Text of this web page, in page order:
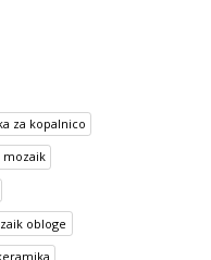
za kopalnico
mozaik
obloge